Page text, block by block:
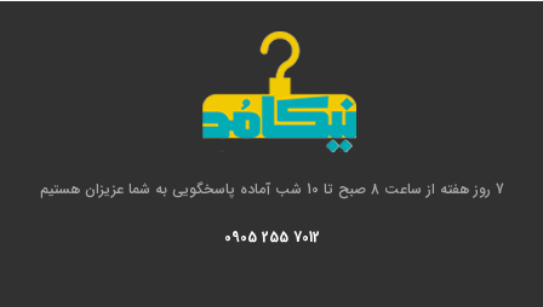
7 روز هفته از ساعت 8 صبح تا 10 شب آماده پاسخگویی به شما عزیزان هستیم
0905 255 7012